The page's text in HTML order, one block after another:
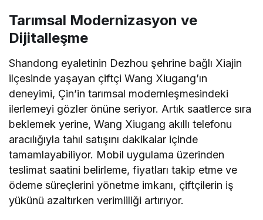
Tarımsal Modernizasyon ve
Dijitalleşme
Shandong eyaletinin Dezhou şehrine bağlı Xiajin
ilçesinde yaşayan çiftçi Wang Xiugang’ın
deneyimi, Çin’in tarımsal modernleşmesindeki
ilerlemeyi gözler önüne seriyor. Artık saatlerce sıra
beklemek yerine, Wang Xiugang akıllı telefonu
aracılığıyla tahıl satışını dakikalar içinde
tamamlayabiliyor. Mobil uygulama üzerinden
teslimat saatini belirleme, fiyatları takip etme ve
ödeme süreçlerini yönetme imkanı, çiftçilerin iş
yükünü azaltırken verimliliği artırıyor.